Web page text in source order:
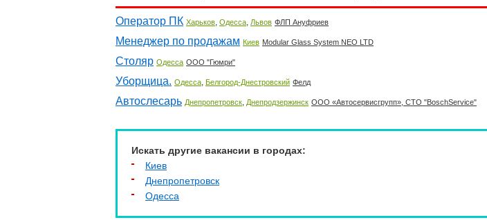
Оператор ПК Харьков, Одесса, Львов ФЛП Ануфриев
Менеджер по продажам Киев Modular Glass System NEO LTD
Столяр Одесса ООО "Гюмри"
Уборщица. Одесса, Белгород-Днестровский Фелд
Автослесарь Днепропетровск, Днепродзержинск ООО «Автосервисгрупп», СТО "BoschService"
Искать другие вакансии в городах:
Киев
Днепропетровск
Одесса